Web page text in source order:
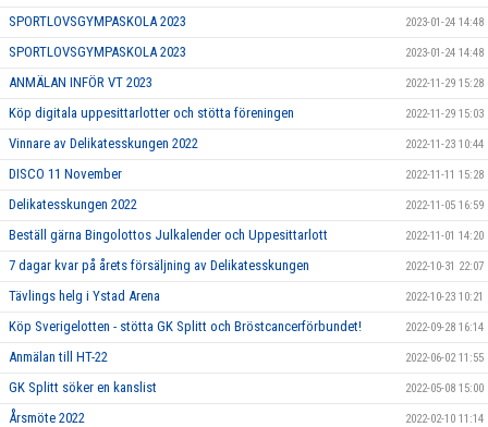
SPORTLOVSGYMPASKOLA 2023 2023-01-24 14:48
SPORTLOVSGYMPASKOLA 2023 2023-01-24 14:48
ANMÄLAN INFÖR VT 2023 2022-11-29 15:28
Köp digitala uppesittarlotter och stötta föreningen 2022-11-29 15:03
Vinnare av Delikatesskungen 2022 2022-11-23 10:44
DISCO 11 November 2022-11-11 15:28
Delikatesskungen 2022 2022-11-05 16:59
Beställ gärna Bingolottos Julkalender och Uppesittarlott 2022-11-01 14:20
7 dagar kvar på årets försäljning av Delikatesskungen 2022-10-31 22:07
Tävlings helg i Ystad Arena 2022-10-23 10:21
Köp Sverigelotten - stötta GK Splitt och Bröstcancerförbundet! 2022-09-28 16:14
Anmälan till HT-22 2022-06-02 11:55
GK Splitt söker en kanslist 2022-05-08 15:00
Årsmöte 2022 2022-02-10 11:14